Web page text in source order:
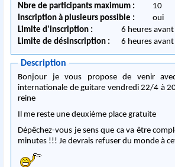
Nbre de participants maximum :
10
Inscription à plusieurs possible :
oui
Limite d'inscription :
6 heures
Limite de désinscription :
6 heures
Description
Bonjour je vous propose de venir
internationale de guitare vendredi 22/4 à
reine
Il me reste une deuxième place gratuite
Dépêchez-vous je sens que ca va être
minutes !!! Je devrais refuser du monde à